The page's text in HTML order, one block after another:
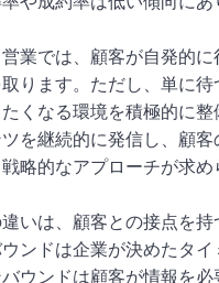
業では、顧客が自発的に
ります。ただし、単に待
くなる環境を積極的に
を継続的に発信し、顧客
略的なアプローチが求め
いは、顧客との接点を
ンドは企業が決めたタイ
ウンドは顧客が情報を必